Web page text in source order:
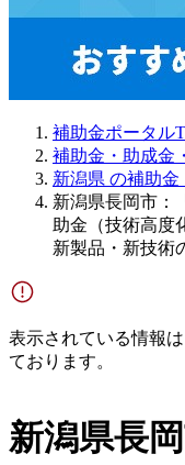
補助金ポータル
補助金・助成金
新潟県 の補助
新潟県長岡市：
助金（技術高度
新製品・新技術
表示されている情報
ております。
新潟県長